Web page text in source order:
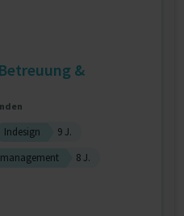
&
Indesign
9 J.
8 J.